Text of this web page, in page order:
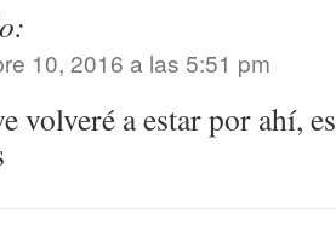
10, 2016 a las 5:51 pm
volveré a estar por ahí,